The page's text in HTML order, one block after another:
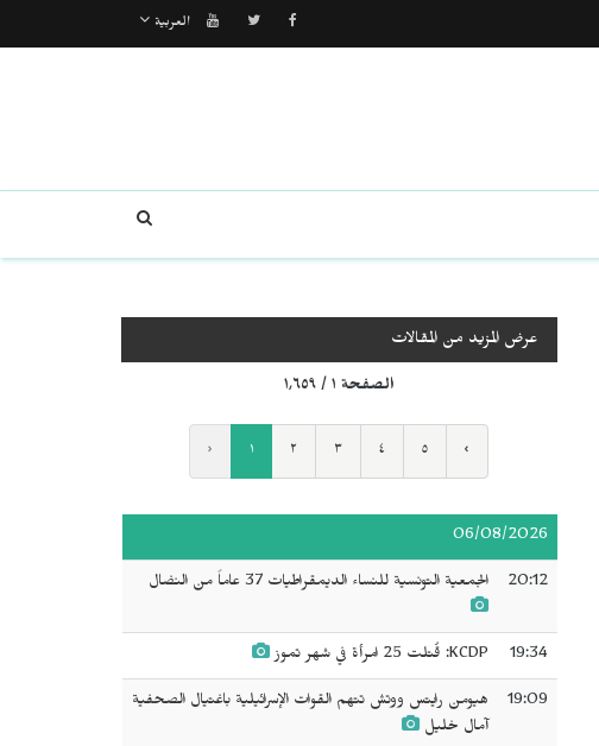
العربية
عرض المزيد من المقالات
الصفحة ١ / ١٬٦٥٩
‹ ١ ٢ ٣ ٤ ٥ ›
06/08/2026
20:12 الجمعية التونسية للنساء الديمقراطيات 37 عاماً من النضال
19:34 KCDP: قُتلت 25 امرأة في شهر تموز
19:09
هيومن رايتس ووتش تتهم القوات الإسرائيلية باغتيال الصحفية
آمال خليل